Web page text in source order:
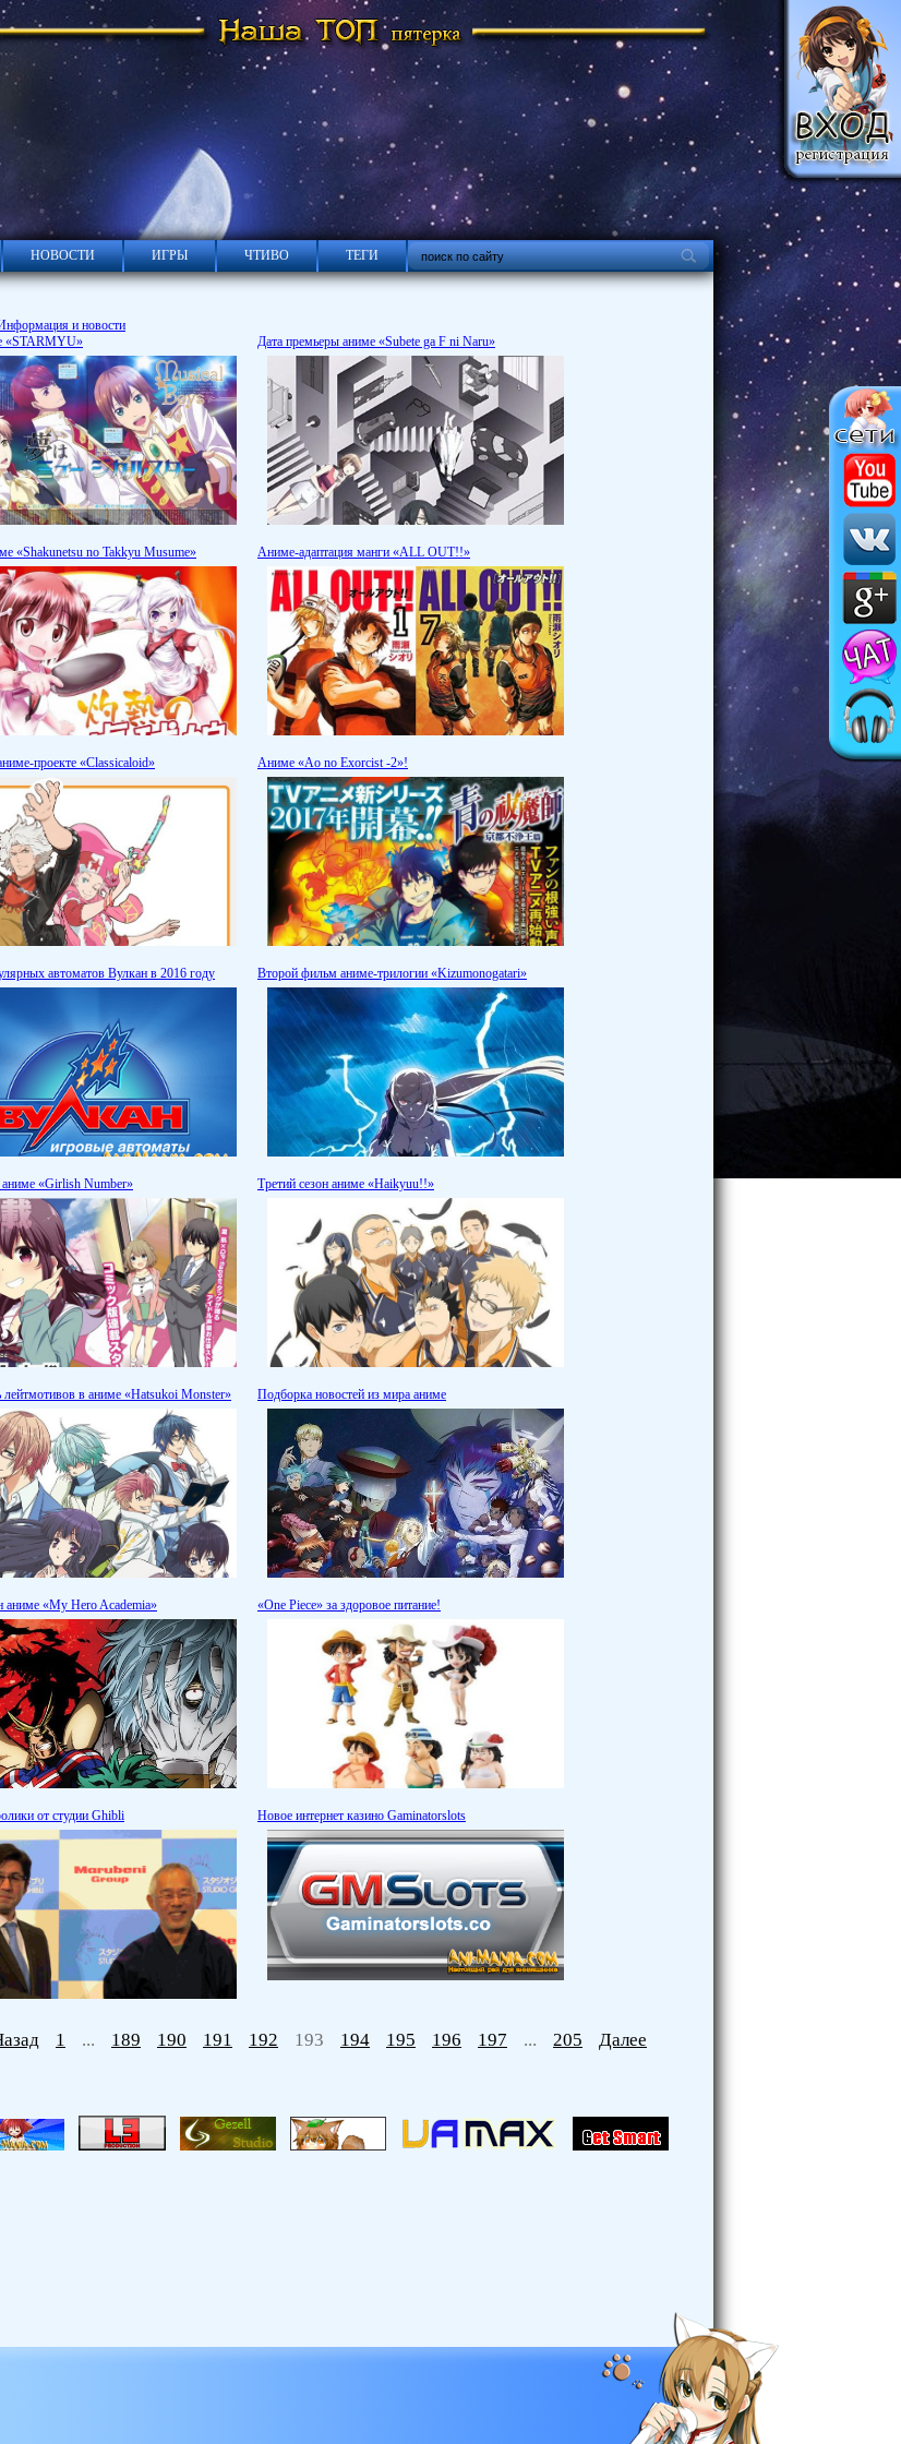
НОВОСТИ ИГРЫ ЧТИВО ТЕГИ
и новости
«STARMYU»
Дата премьеры аниме «Subete ga F ni Naru»
«Shakunetsu no Takkyu Musume» Аниме-адаптация манги «ALL OUT!!»
проекте «Classicaloid» Аниме «Ao no Exorcist -2»!
автоматов Вулкан в 2016 году Второй фильм аниме-трилогии «Kizumonogatari»
«Girlish Number» Третий сезон аниме «Haikyuu!!»
лейтмотивов в аниме «Hatsukoi Monster» Подборка новостей из мира аниме
аниме «My Hero Academia» «One Piece» за здоровое питание!
от студии Ghibli Новое интернет казино Gaminatorslots
1 ... 189 190 191 192 193 194 195 196 197 ... 205 Далее